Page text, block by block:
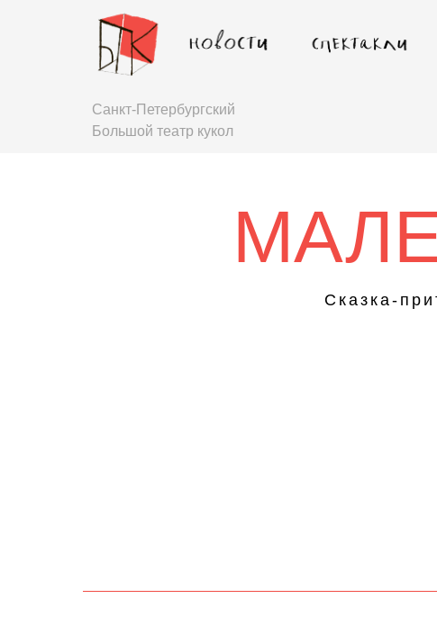
Санкт-Петербургский
Большой театр кукол
Сказка-